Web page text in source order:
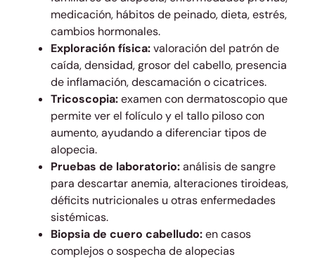
medicación, hábitos de peinado, dieta, estrés,
cambios hormonales.
Exploración física:valoración del patrón de
caída, densidad, grosor del cabello, presencia
de inflamación, descamación o cicatrices.
Tricoscopia:examen con dermatoscopio que
permite ver el folículo y el tallo piloso con
aumento, ayudando a diferenciar tipos de
alopecia.
Pruebas de laboratorio:análisis de sangre
para descartar anemia, alteraciones tiroideas,
déficits nutricionales u otras enfermedades
sistémicas.
Biopsia de cuero cabelludo:en casos
complejos o sospecha de alopecias